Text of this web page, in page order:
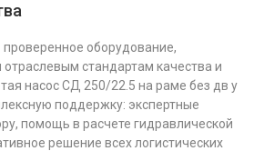
оборудование,
стандартам качества и
насос СД 250/22.5 на раме без дв у
поддержку: экспертные
помощь в расчете гидравлической
решение всех логистических